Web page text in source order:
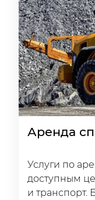
Аренда
Услуги по
доступным
и транспорт.